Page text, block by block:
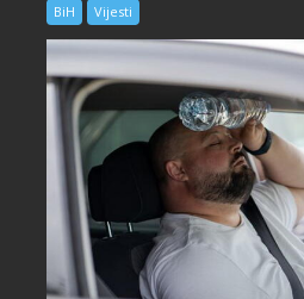
BiH Vijesti